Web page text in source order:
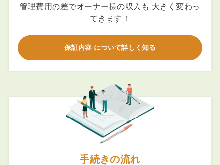
管理費用の差でオーナー様の収入も 大きく変わっ
てきます！
保証内容 について詳しく知る
手続きの流れ